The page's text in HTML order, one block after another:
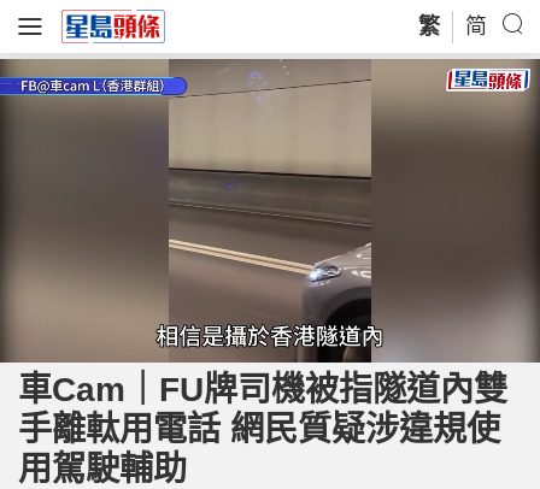
繁 简
n
u
t
e
L
o
d
e
d
:
4
8
.
0
6
車Cam｜FU牌司機被指隧道內雙
手離軚用電話 網民質疑涉違規使
用駕駛輔助